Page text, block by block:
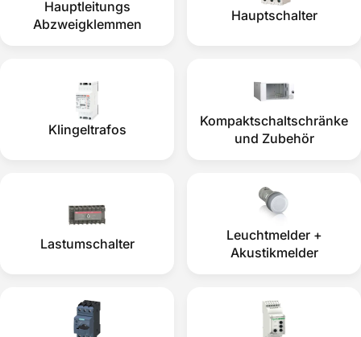
Hauptleitungs
Abzweigklemmen
Hauptschalter
Klingeltrafos
Kompaktschaltschränke
und Zubehör
Lastumschalter
Leuchtmelder +
Akustikmelder